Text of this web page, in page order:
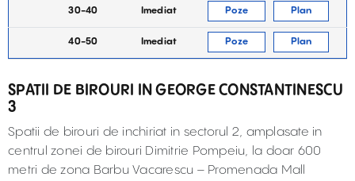
30-40 Imediat Poze Plan
40-50 Imediat Poze Plan
SPATII DE BIROURI IN GEORGE CONSTANTINESCU
3
Spatii de birouri de inchiriat in sectorul 2, amplasate in
centrul zonei de birouri Dimitrie Pompeiu, la doar 600
metri de zona Barbu Vacarescu – Promenada Mall